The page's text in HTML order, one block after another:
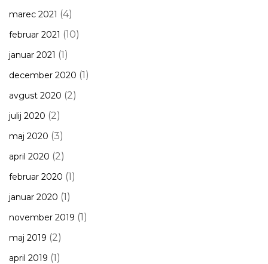
marec 2021 (4)
februar 2021 (10)
januar 2021 (1)
december 2020 (1)
avgust 2020 (2)
julij 2020 (2)
maj 2020 (3)
april 2020 (2)
februar 2020 (1)
januar 2020 (1)
november 2019 (1)
maj 2019 (2)
april 2019 (1)